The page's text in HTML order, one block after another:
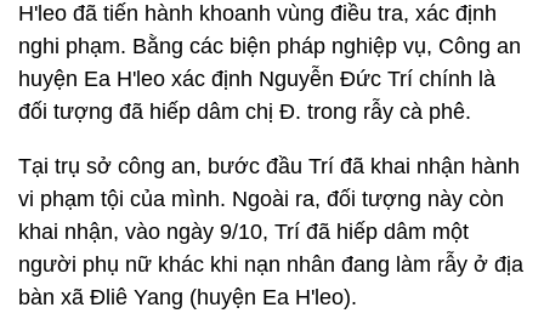
H'leo đã tiến hành khoanh vùng điều tra, xác định
nghi phạm. Bằng các biện pháp nghiệp vụ, Công an
huyện Ea H'leo xác định Nguyễn Đức Trí chính là
đối tượng đã hiếp dâm chị Đ. trong rẫy cà phê.
Tại trụ sở công an, bước đầu Trí đã khai nhận hành
vi phạm tội của mình. Ngoài ra, đối tượng này còn
khai nhận, vào ngày 9/10, Trí đã hiếp dâm một
người phụ nữ khác khi nạn nhân đang làm rẫy ở địa
bàn xã Đliê Yang (huyện Ea H'leo).